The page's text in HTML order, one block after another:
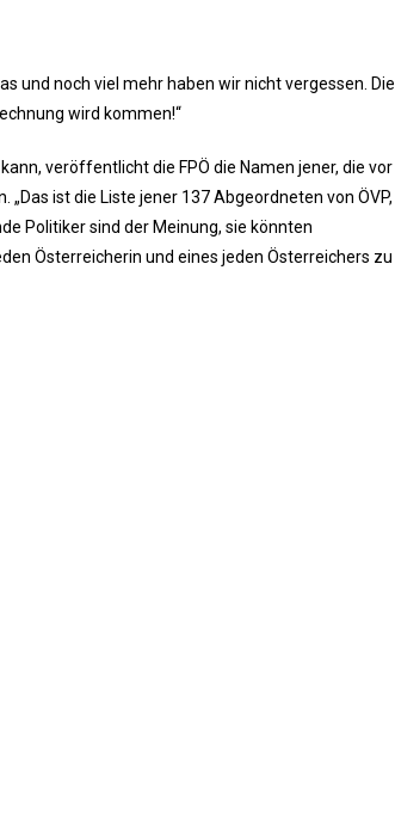
und noch viel mehr haben wir nicht vergessen. Die
wird kommen!“
veröffentlicht die FPÖ die Namen jener, die vor
ist die Liste jener 137 Abgeordneten von ÖVP,
Politiker sind der Meinung, sie könnten
Österreicherin und eines jeden Österreichers zu